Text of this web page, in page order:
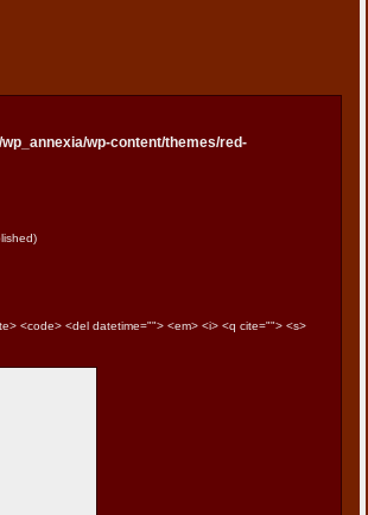
wp-content/themes/red-
<code> <del datetime=""> <em> <i> <q cite=""> <s>